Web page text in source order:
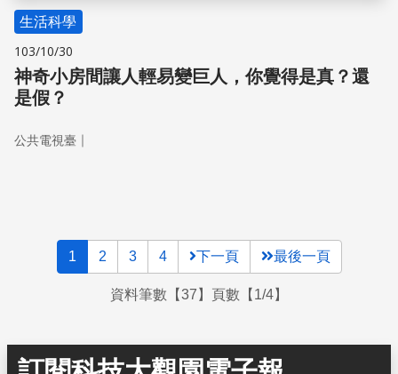
生活科學
103/10/30
神奇小房間讓人輕易變巨人，你覺得是真？還
是假？
公共電視臺 ｜
1 2 3 4 下一頁 最後一頁
資料筆數【37】頁數【1/4】